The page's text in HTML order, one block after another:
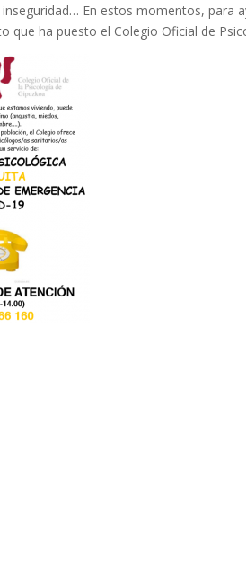
En estos momentos, para
que ha puesto el Colegio Oficial de